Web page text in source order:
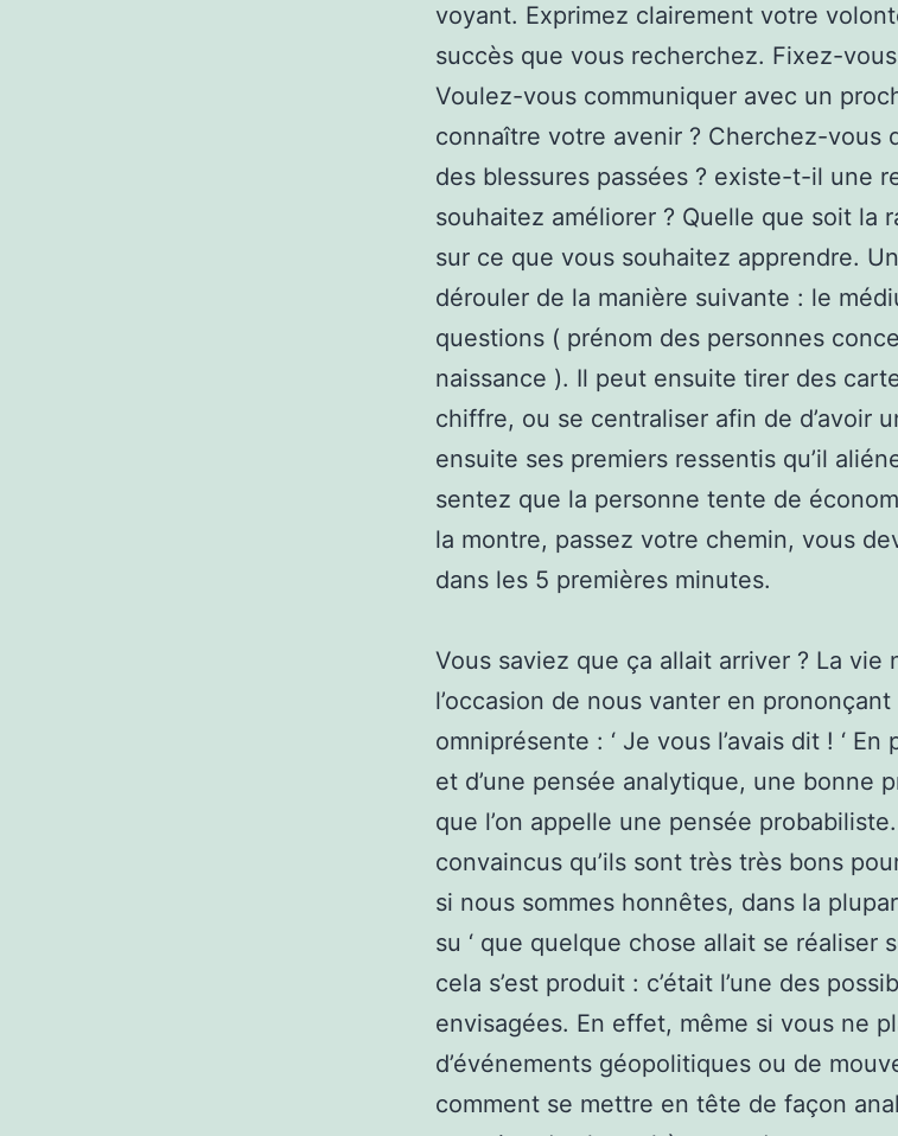
voyant. Exprimez clairement votre
succès que vous recherchez. Fixez-
Voulez-vous communiquer avec un
connaître votre avenir ? Cherchez-vous
des blessures passées ? existe-t-il une
souhaitez améliorer ? Quelle que soit la
sur ce que vous souhaitez apprendre.
dérouler de la manière suivante : le
questions ( prénom des personnes
naissance ). Il peut ensuite tirer des
chiffre, ou se centraliser afin de d’avoir
ensuite ses premiers ressentis qu’il
sentez que la personne tente de
la montre, passez votre chemin, vous
dans les 5 premières minutes.
Vous saviez que ça allait arriver ? La vie
l’occasion de nous vanter en prononçant
omniprésente : ‘ Je vous l’avais dit ! ‘
et d’une pensée analytique, une bonne
que l’on appelle une pensée
convaincus qu’ils sont très très bons
si nous sommes honnêtes, dans la
su ‘ que quelque chose allait se réaliser
cela s’est produit : c’était l’une des
envisagées. En effet, même si vous ne
d’événements géopolitiques ou de
comment se mettre en tête de façon